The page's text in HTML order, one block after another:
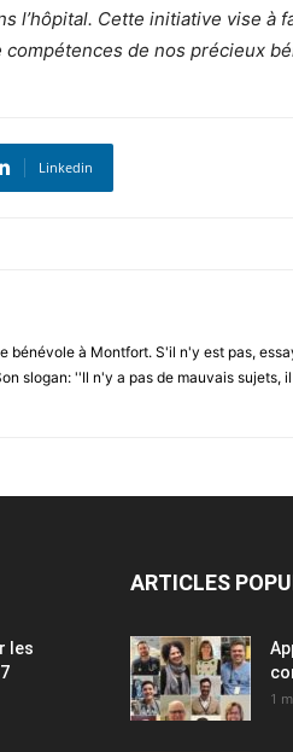
l’hôpital. Cette initiative vise à
compétences de nos précieux
Linkedin
bénévole à Montfort. S'il n'y est pas,
slogan: ''Il n'y a pas de mauvais sujets,
les
ARTICLES
1